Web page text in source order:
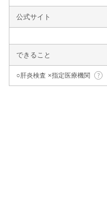
公式サイト
できること
○肝炎検査 ×指定医療機関